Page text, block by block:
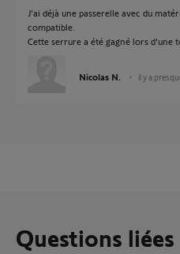
J'ai déjà une passerelle avec du
compatible.
Cette serrure a été gagné lors d'une
Nicolas N. il y a
Questions liées